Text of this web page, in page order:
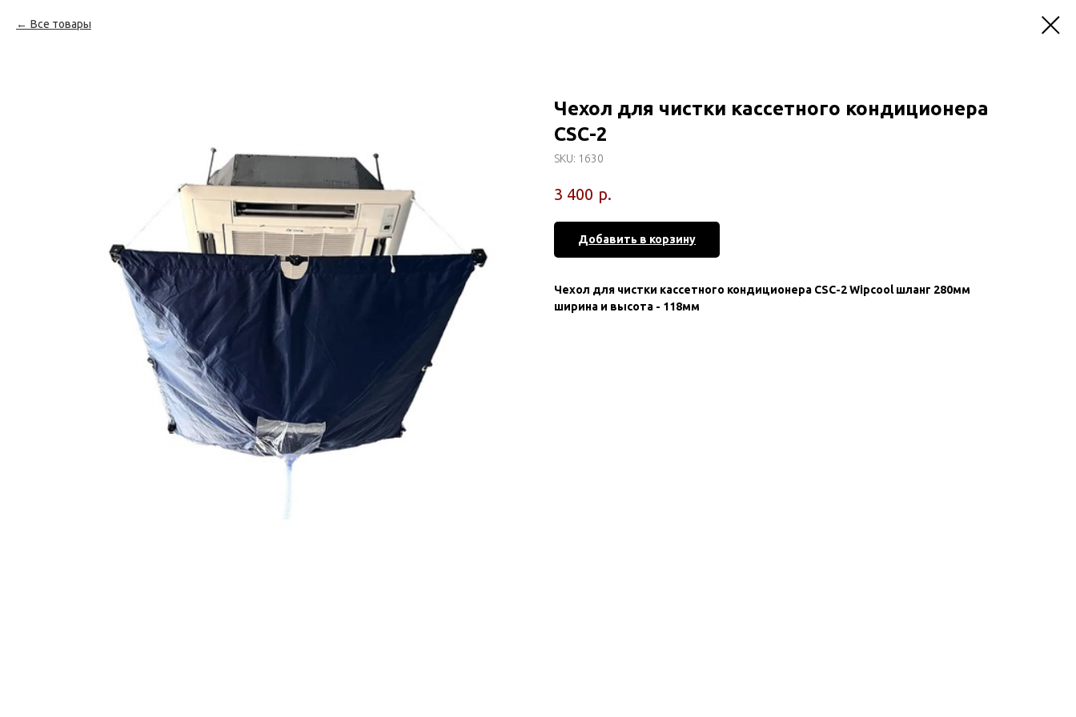
Все товары
Чехол для чистки кассетного кондиционера
CSC-2
SKU: 1630
3 400 р.
Добавить в корзину
Чехол для чистки кассетного кондиционера CSC-2 Wipcool шланг 280мм
ширина и высота - 118мм